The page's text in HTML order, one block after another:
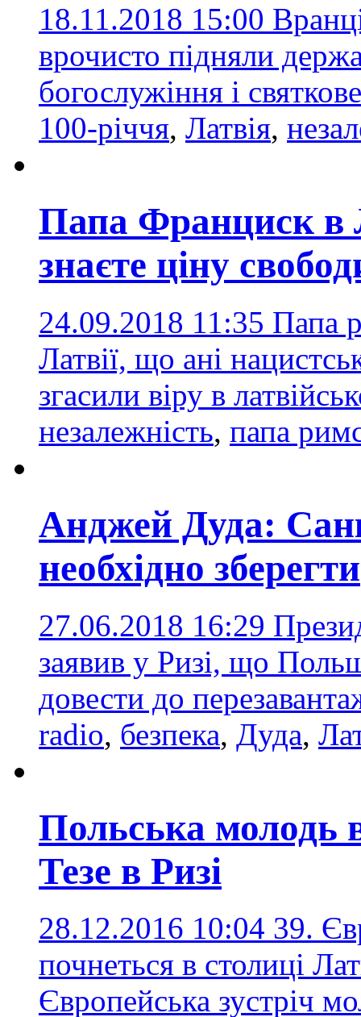
18.11.2018 15:00
врочисто підняли
богослужіння і
100-річчя, Латвія,
Папа Франциск в
знаєте ціну
24.09.2018 11:35 Папа
Латвії, що ані
згасили віру в
незалежність, папа
Анджей Дуда:
необхідно зберегти
27.06.2018 16:29
заявив у Ризі, що
довести до
radio, безпека, Дуда,
Польська молодь
Тезе в Ризі
28.12.2016 10:04 39.
почнеться в столиці
Європейська зустріч